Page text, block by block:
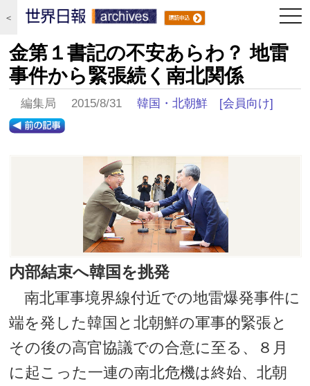
＜
金第１書記の不安あらわ？ 地雷
事件から緊張続く南北関係
編集局 2015/8/31韓国・北朝鮮 [会員向け]
内部結束へ韓国を挑発
南北軍事境界線付近での地雷爆発事件に
端を発した韓国と北朝鮮の軍事的緊張と
その後の高官協議での合意に至る、８月
に起こった一連の南北危機は終始、北朝